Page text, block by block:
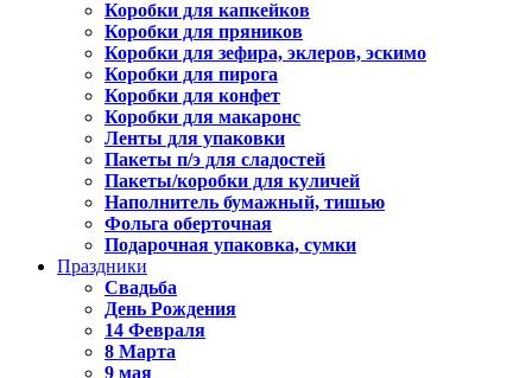
Коробки для капкейков
Коробки для пряников
Коробки для зефира, эклеров, эскимо
Коробки для пирога
Коробки для конфет
Коробки для макаронс
Ленты для упаковки
Пакеты п/э для сладостей
Пакеты/коробки для куличей
Наполнитель бумажный, тишью
Фольга оберточная
Подарочная упаковка, сумки
Праздники
Свадьба
День Рождения
14 Февраля
8 Марта
9 мая